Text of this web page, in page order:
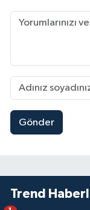
Gönder
Trend